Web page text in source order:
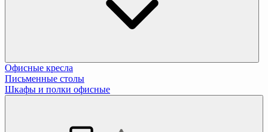
Офисные кресла
Письменные столы
Шкафы и полки офисные